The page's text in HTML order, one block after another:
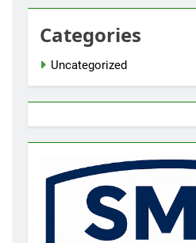
Categories
Uncategorized